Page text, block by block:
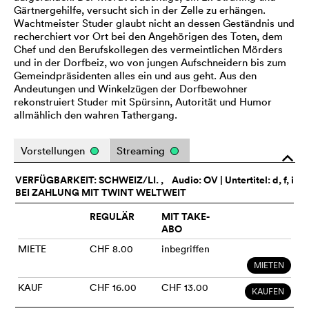
Gärtnergehilfe, versucht sich in der Zelle zu erhängen.
Wachtmeister Studer glaubt nicht an dessen Geständnis und
recherchiert vor Ort bei den Angehörigen des Toten, dem
Chef und den Berufskollegen des vermeintlichen Mörders
und in der Dorfbeiz, wo von jungen Aufschneidern bis zum
Gemeindpräsidenten alles ein und aus geht. Aus den
Andeutungen und Winkelzügen der Dorfbewohner
rekonstruiert Studer mit Spürsinn, Autorität und Humor
allmählich den wahren Tathergang.
o
Vorstellungen Streaming
Audio:OV | Untertitel: d, f, i
VERFÜGBARKEIT: SCHWEIZ/LI. ,
BEI ZAHLUNG MIT TWINT WELTWEIT
REGULÄR
MIT TAKE-
ABO
MIETE CHF 8.00 inbegriffen
MIETEN
KAUF CHF 16.00 CHF 13.00 KAUFEN